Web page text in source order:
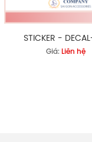
STICKER -
Giá: Liên hệ